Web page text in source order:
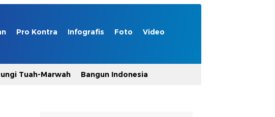
Pro Kontra Infografis Foto Video
Tuah-Marwah Bangun Indonesia